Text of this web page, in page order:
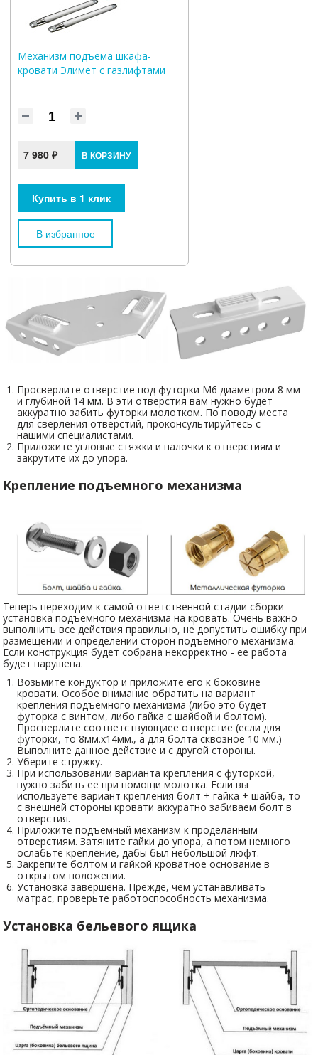
Механизм подъема шкафа-
кровати Элимет с газлифтами
7 980 ₽ В КОРЗИНУ
Купить в 1 клик
В избранное
Просверлите отверстие под футорки М6 диаметром 8 мм
и глубиной 14 мм. В эти отверстия вам нужно будет
аккуратно забить футорки молотком. По поводу места
для сверления отверстий, проконсультируйтесь с
нашими специалистами.
Приложите угловые стяжки и палочки к отверстиям и
закрутите их до упора.
Крепление подъемного механизма
Теперь переходим к самой ответственной стадии сборки -
установка подъемного механизма на кровать. Очень важно
выполнить все действия правильно, не допустить ошибку при
размещении и определении сторон подъемного механизма.
Если конструкция будет собрана некорректно - ее работа
будет нарушена.
Возьмите кондуктор и приложите его к боковине
кровати. Особое внимание обратить на вариант
крепления подъемного механизма (либо это будет
футорка с винтом, либо гайка с шайбой и болтом).
Просверлите соответствующиее отверстие (если для
футорки, то 8мм.х14мм., а для болта сквозное 10 мм.)
Выполните данное действие и с другой стороны.
Уберите стружку.
При использовании варианта крепления с футоркой,
нужно забить ее при помощи молотка. Если вы
используете вариант крепления болт + гайка + шайба, то
с внешней стороны кровати аккуратно забиваем болт в
отверстия.
Приложите подъемный механизм к проделанным
отверстиям. Затяните гайки до упора, а потом немного
ослабьте крепление, дабы был небольшой люфт.
Закрепите болтом и гайкой кроватное основание в
открытом положении.
Установка завершена. Прежде, чем устанавливать
матрас, проверьте работоспособность механизма.
Установка бельевого ящика